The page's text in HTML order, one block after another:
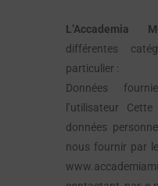
L’Accademia
différentes
particulier :
Données
l’utilisateur
données
nous fournir par